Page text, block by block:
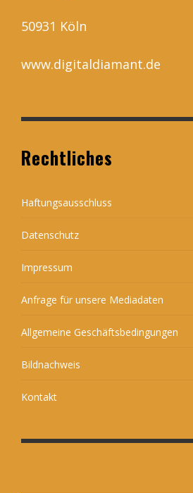
50931 Köln
www.digitaldiamant.de
Rechtliches
Haftungsausschluss
Datenschutz
Impressum
Anfrage für unsere Mediadaten
Allgemeine Geschäftsbedingungen
Bildnachweis
Kontakt